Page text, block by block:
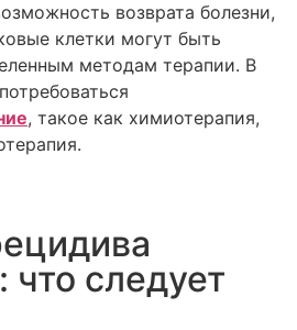
возврата болезни,
клетки могут быть
методам терапии. В
, такое как химиотерапия,
следует